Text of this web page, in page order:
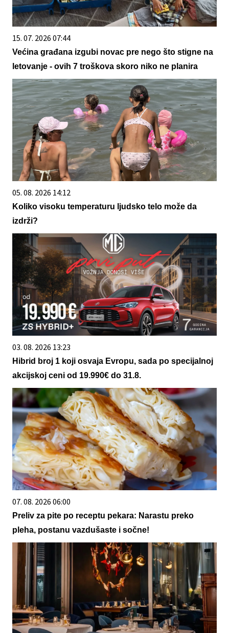
15. 07. 2026 07:44
Većina građana izgubi novac pre nego što stigne na
letovanje - ovih 7 troškova skoro niko ne planira
05. 08. 2026 14:12
Koliko visoku temperaturu ljudsko telo može da
izdrži?
03. 08. 2026 13:23
Hibrid broj 1 koji osvaja Evropu, sada po specijalnoj
akcijskoj ceni od 19.990€ do 31.8.
07. 08. 2026 06:00
Preliv za pite po receptu pekara: Narastu preko
pleha, postanu vazdušaste i sočne!